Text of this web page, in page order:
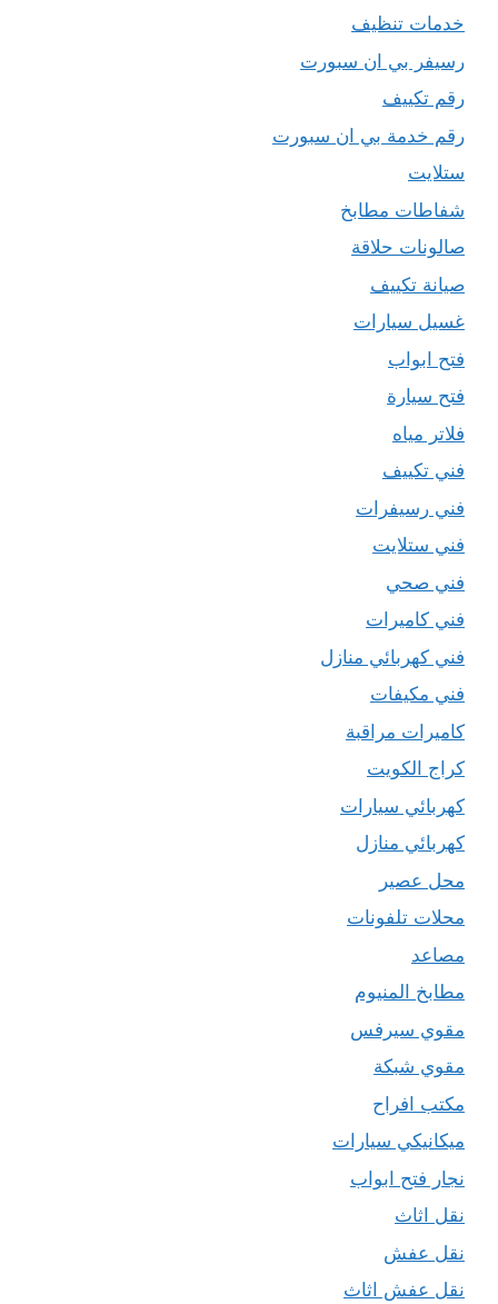
خدمات تنظيف
رسيفر بي ان سبورت
رقم تكييف
رقم خدمة بي ان سبورت
ستلايت
شفاطات مطابخ
صالونات حلاقة
صيانة تكييف
غسيل سيارات
فتح ابواب
فتح سيارة
فلاتر مياه
فني تكييف
فني رسيفرات
فني ستلايت
فني صحي
فني كاميرات
فني كهربائي منازل
فني مكيفات
كاميرات مراقبة
كراج الكويت
كهربائي سيارات
كهربائي منازل
محل عصير
محلات تلفونات
مصاعد
مطابخ المنيوم
مقوي سيرفس
مقوي شبكة
مكتب افراح
ميكانيكي سيارات
نجار فتح ابواب
نقل اثاث
نقل عفش
نقل عفش اثاث